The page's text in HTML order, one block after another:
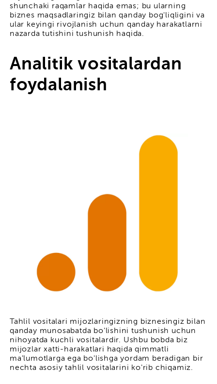
shunchaki raqamlar haqida emas; bu ularning
biznes maqsadlaringiz bilan qanday bog'liqligini va
ular keyingi rivojlanish uchun qanday harakatlarni
nazarda tutishini tushunish haqida.
Analitik vositalardan
foydalanish
Tahlil vositalari mijozlaringizning biznesingiz bilan
qanday munosabatda bo'lishini tushunish uchun
nihoyatda kuchli vositalardir. Ushbu bobda biz
mijozlar xatti-harakatlari haqida qimmatli
ma'lumotlarga ega bo'lishga yordam beradigan bir
nechta asosiy tahlil vositalarini ko'rib chiqamiz.